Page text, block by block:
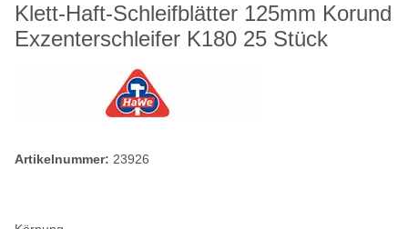
Klett-Haft-Schleifblätter 125mm Korund
Exzenterschleifer K180 25 Stück
Artikelnummer: 23926